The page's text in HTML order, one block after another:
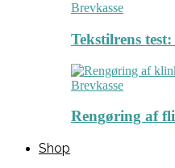
Brevkasse
Tekstilrens
Brevkasse
Rengøring af
Shop